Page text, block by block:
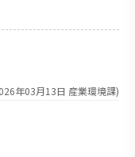
年03月13日 産業環境課)